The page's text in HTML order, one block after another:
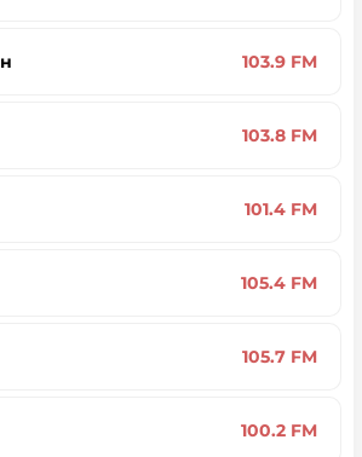
103.9 FM
103.8 FM
101.4 FM
105.4 FM
105.7 FM
100.2 FM